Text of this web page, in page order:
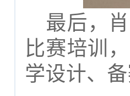
最后，
比赛培训
学设计、